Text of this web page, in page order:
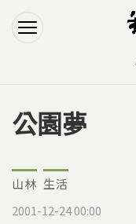
您在這裡
公園夢
山林 生活
2001-12-24 00:00